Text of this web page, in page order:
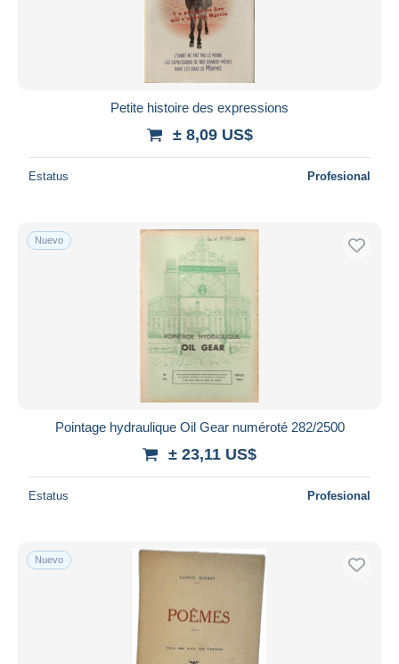
Petite histoire des expressions
± 8,09 US$
Estatus Profesional
Nuevo
Pointage hydraulique Oil Gear numéroté 282/2500
± 23,11 US$
Estatus Profesional
Nuevo